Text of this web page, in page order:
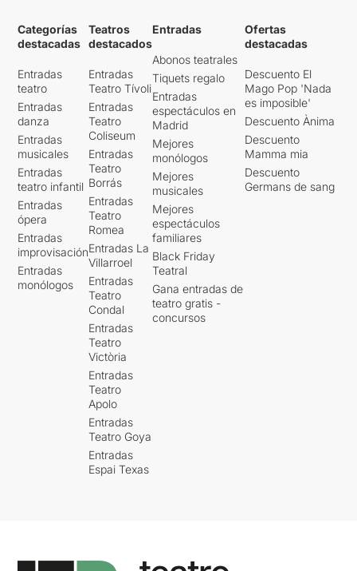
Categorías
destacadas
Entradas
teatro
Entradas
danza
Entradas
musicales
Entradas
teatro infantil
Entradas
ópera
Entradas
improvisación
Entradas
monólogos
Teatros
destacados
Entradas
Teatro Tívoli
Entradas
Teatro
Coliseum
Entradas
Teatro
Borrás
Entradas
Teatro
Romea
Entradas La
Villarroel
Entradas
Teatro
Condal
Entradas
Teatro
Victòria
Entradas
Teatro
Apolo
Entradas
Teatro Goya
Entradas
Espai Texas
Entradas
Abonos teatrales
Tiquets regalo
Entradas
espectáculos en
Madrid
Mejores
monólogos
Mejores
musicales
Mejores
espectáculos
familiares
Black Friday
Teatral
Gana entradas de
teatro gratis -
concursos
Ofertas
destacadas
Descuento El
Mago Pop 'Nada
es imposible'
Descuento Ànima
Descuento
Mamma mia
Descuento
Germans de sang